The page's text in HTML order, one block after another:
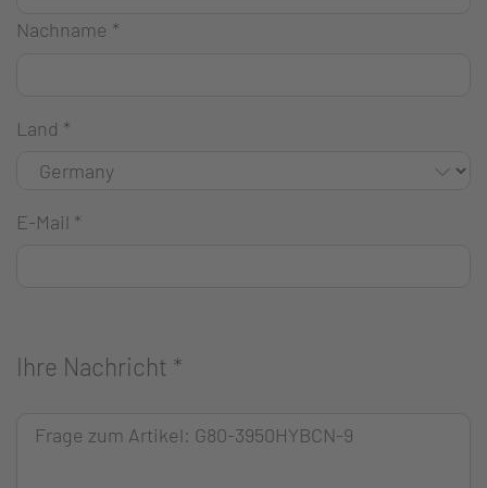
Nachname *
Land *
E-Mail *
Ihre Nachricht *